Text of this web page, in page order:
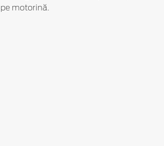
motorină.